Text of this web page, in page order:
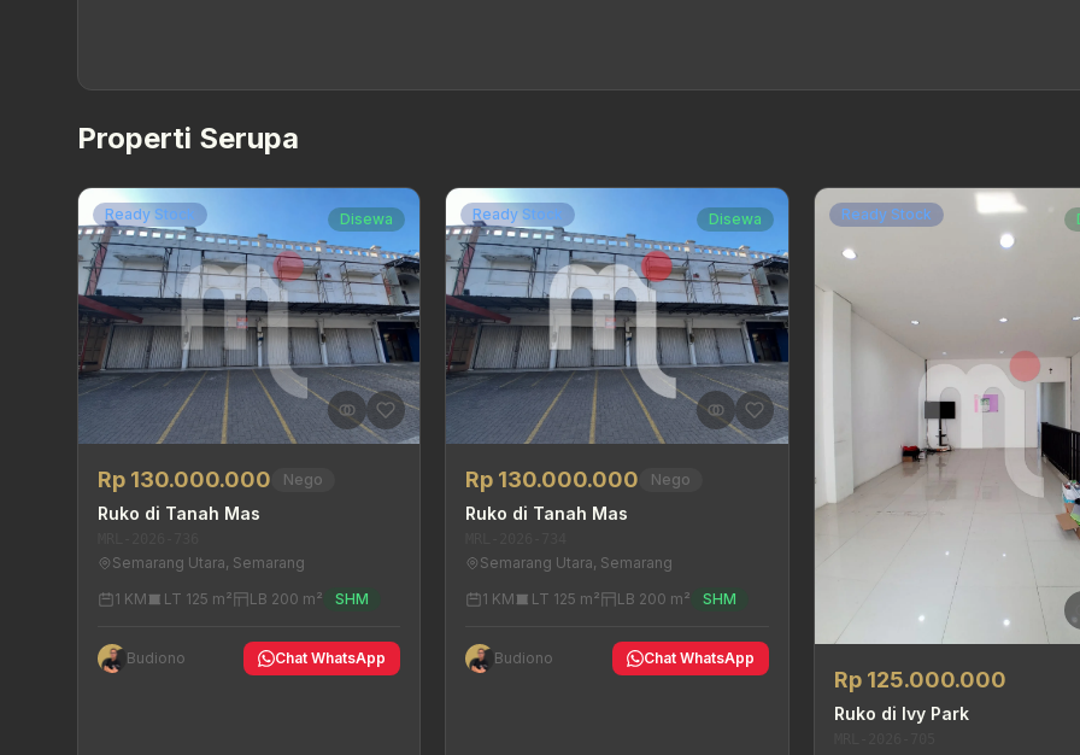
Properti Serupa
Ready Stock Disewa
Rp 130.000.000 Nego
Ruko di Tanah Mas
Semarang Utara, Semarang
1 KM
LT 125 m² LB 200 m² SHM
Budiono Chat WhatsApp
Ready Stock Disewa
Rp 130.000.000 Nego
Ruko di Tanah Mas
Semarang Utara, Semarang
1 KM
LT 125 m² LB 200 m² SHM
Budiono Chat WhatsApp
Ready Stock
Rp 125.000.000
Ruko di Ivy Park